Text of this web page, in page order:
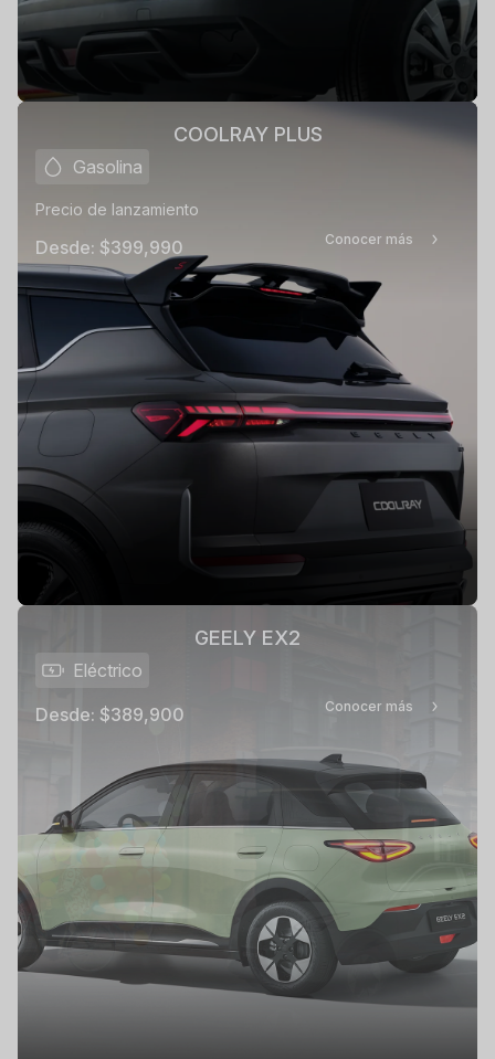
COOLRAY PLUS
Gasolina
Precio de lanzamiento
Desde: $399,990 Conocer más
GEELY EX2
Eléctrico
Desde: $389,900 Conocer más